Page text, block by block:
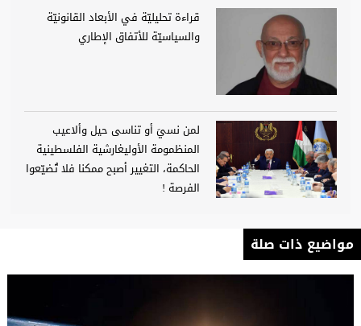
قراءة تحليليّة في الأبعاد القانونيّة
والسياسيّة للأتفاق الإطاري
لمن نسيَ أو تناسى حيل وألاعيب
المنظمومة الأوليغارشية الفلسطينية
الحاكمة، التغيير أصبح ممكنا فلا تُضيّعوا
الفرصة !
مواضيع ذات صلة